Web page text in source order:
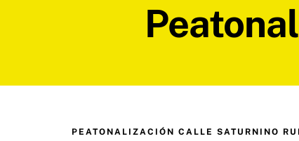
PEATONALIZACIÓN CALLE SATURNINO